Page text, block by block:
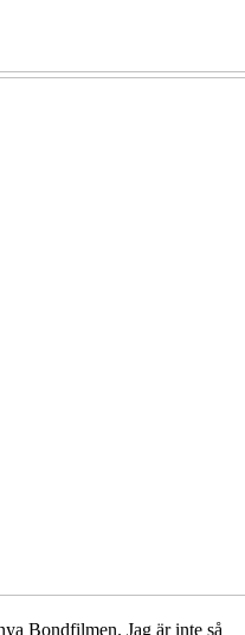
Bondfilmen. Jag är inte så